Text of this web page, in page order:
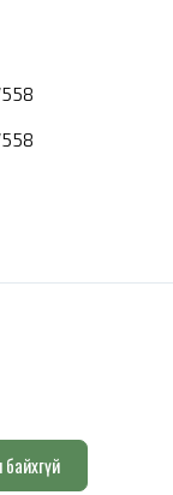
байхгүй